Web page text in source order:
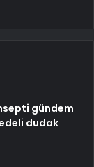
gündem
dudak